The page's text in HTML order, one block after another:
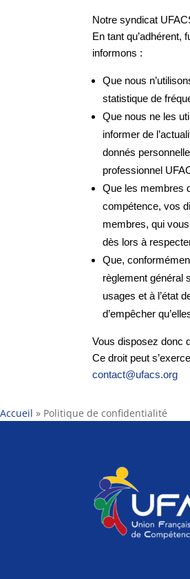
Notre syndicat
En tant
informons :
Que nous
statistique de
Que nous ne les
informer de
donnés
professionnel
Que les membres
compétence, vos
membres, qui
dès lors à
Que,
règlement général
usages et à l’état
d’empêcher
Vous disposez donc
Ce droit peut
contact@ufacs.org
Accueil » Politique de confidentialité